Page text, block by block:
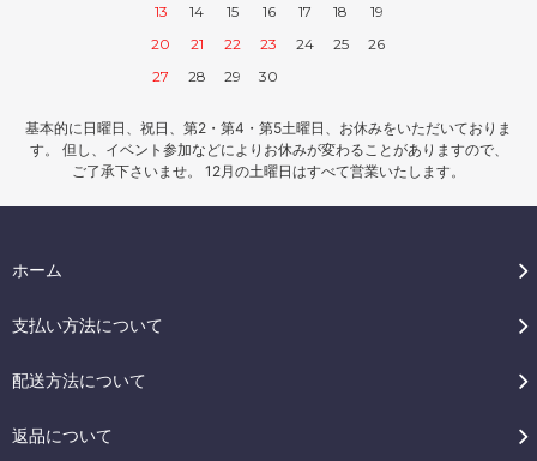
13
14 15 16 17 18
19
20
21 22 23 24 25
26
27
28 29 30
基本的に日曜日、祝日、第2・第4・第5土曜日、お休みをいただいておりま
す。 但し、イベント参加などによりお休みが変わることがありますので、
ご了承下さいませ。 12月の土曜日はすべて営業いたします。
ホーム
支払い方法について
配送方法について
返品について